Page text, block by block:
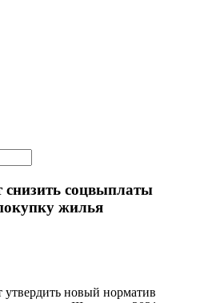
соцвыплаты
жилья
новый норматив